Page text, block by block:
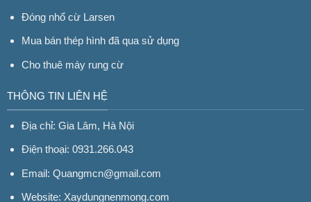
Đóng nhổ cừ Larsen
Mua bán thép hình đã qua sử dụng
Cho thuê máy rung cừ
THÔNG TIN LIÊN HỆ
Địa chỉ: Gia Lâm, Hà Nội
Điện thoại: 0931.266.043
Email: Quangmcn@gmail.com
Website: Xaydungnenmong.com